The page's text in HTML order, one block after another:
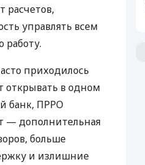
расчетов,
управлять всем
приходилось
открывать в одном
банк, ПРРО
— дополнительная
больше
и излишние